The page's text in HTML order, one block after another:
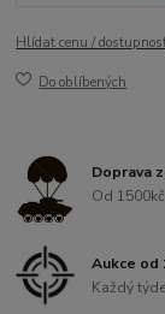
Hlídat cenu /
Do oblíbených
Doprava
Od 1500kč
Aukce od
Každý